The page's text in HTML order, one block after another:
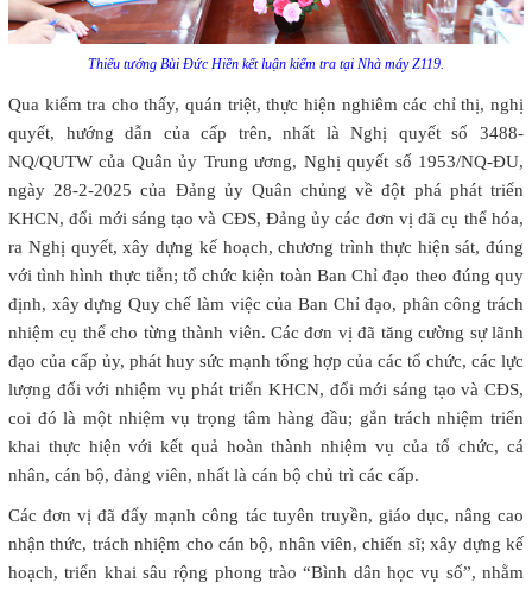
Thiếu tướng Bùi Đức Hiền kết luận kiểm tra tại Nhà máy Z119.
Qua kiểm tra cho thấy, quán triệt, thực hiện nghiêm các chỉ thị, nghị
quyết, hướng dẫn của cấp trên, nhất là Nghị quyết số 3488-
NQ/QUTW của Quân ủy Trung ương, Nghị quyết số 1953/NQ-ĐU,
ngày 28-2-2025 của Đảng ủy Quân chủng về đột phá phát triển
KHCN, đổi mới sáng tạo và CĐS, Đảng ủy các đơn vị đã cụ thể hóa,
ra Nghị quyết, xây dựng kế hoạch, chương trình thực hiện sát, đúng
với tình hình thực tiễn; tổ chức kiện toàn Ban Chỉ đạo theo đúng quy
định, xây dựng Quy chế làm việc của Ban Chỉ đạo, phân công trách
nhiệm cụ thể cho từng thành viên. Các đơn vị đã tăng cường sự lãnh
đạo của cấp ủy, phát huy sức mạnh tổng hợp của các tổ chức, các lực
lượng đối với nhiệm vụ phát triển KHCN, đổi mới sáng tạo và CĐS,
coi đó là một nhiệm vụ trọng tâm hàng đầu; gắn trách nhiệm triển
khai thực hiện với kết quả hoàn thành nhiệm vụ của tổ chức, cá
nhân, cán bộ, đảng viên, nhất là cán bộ chủ trì các cấp.
Các đơn vị đã đẩy mạnh công tác tuyên truyền, giáo dục, nâng cao
nhận thức, trách nhiệm cho cán bộ, nhân viên, chiến sĩ; xây dựng kế
hoạch, triển khai sâu rộng phong trào “Bình dân học vụ số”, nhằm